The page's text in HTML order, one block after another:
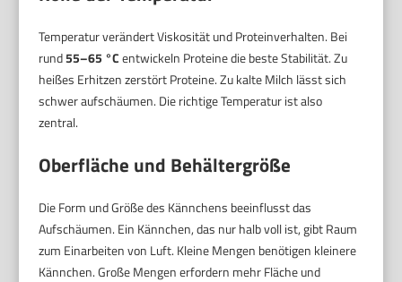
Temperatur verändert Viskosität und Proteinverhalten. Bei
rund55–65 °Centwickeln Proteine die beste Stabilität. Zu
heißes Erhitzen zerstört Proteine. Zu kalte Milch lässt sich
schwer aufschäumen. Die richtige Temperatur ist also
zentral.
Oberfläche und Behältergröße
Die Form und Größe des Kännchens beeinflusst das
Aufschäumen. Ein Kännchen, das nur halb voll ist, gibt Raum
zum Einarbeiten von Luft. Kleine Mengen benötigen kleinere
Kännchen. Große Mengen erfordern mehr Fläche und